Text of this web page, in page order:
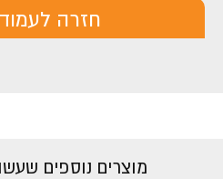
חזרה
מוצרים נוספים